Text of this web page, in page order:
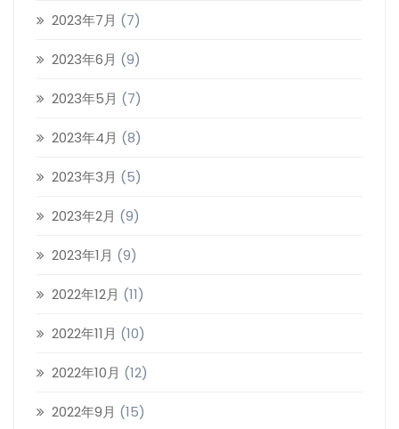
2023年7月 (7)
2023年6月 (9)
2023年5月 (7)
2023年4月 (8)
2023年3月 (5)
2023年2月 (9)
2023年1月 (9)
2022年12月 (11)
2022年11月 (10)
2022年10月 (12)
2022年9月 (15)